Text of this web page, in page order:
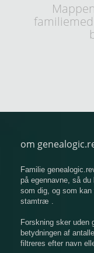
om
Familie
på egennavne, så
som dig, og som
stamtræ .
Forskning sker
betydningen af
filtreres efter navn